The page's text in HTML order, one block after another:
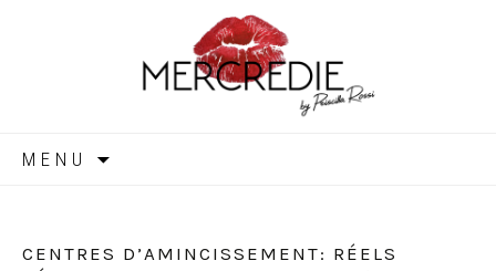
MERCREDIE
MENU
CENTRES D’AMINCISSEMENT: RÉELS